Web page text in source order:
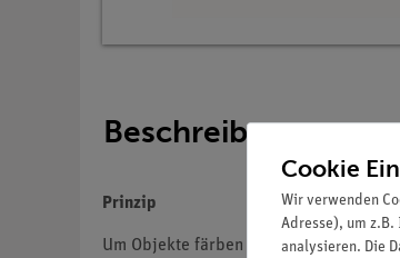
Beschreibung
Prinzip
Um Objekte färben und bearbeiten zu
Cookie
Wir verwenden
Adresse), um
analysieren. Die